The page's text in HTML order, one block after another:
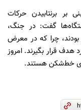
برنتابیدن حرکات
گفت: در جنگ،
چرا که در معرض
قرار بگیرند. امروز
خط‌شکن هستند.